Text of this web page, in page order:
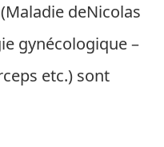
deNicolas
gynécologique –
etc.) sont